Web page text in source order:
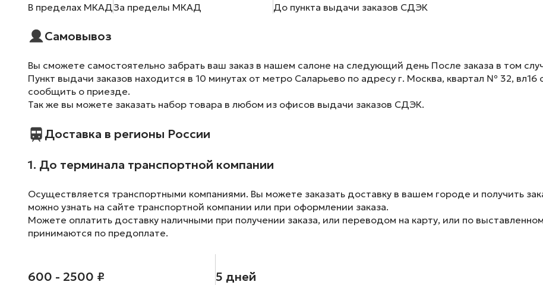
В пределах МКАДЗа пределы МКАД До пункта выдачи заказов СДЭК
Самовывоз
Вы сможете самостоятельно забрать ваш заказ в нашем салоне на следующий день После заказа в том
Пункт выдачи заказов находится в 10 минутах от метро Саларьево по адресу г. Москва, квартал № 32,
сообщить о приезде.
Так же вы можете заказать набор товара в любом из офисов выдачи заказов СДЭК.
Доставка в регионы России
1. До терминала транспортной компании
Осуществляется транспортными компаниями. Вы можете заказать доставку в вашем городе и получить
можно узнать на сайте транспортной компании или при оформлении заказа.
Можете оплатить доставку наличными при получении заказа, или переводом на карту, или по
принимаются по предоплате.
600 - 2500 ₽ 5 дней